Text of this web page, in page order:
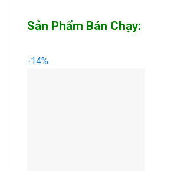
Sản Phẩm Bán Chạy:
-14%